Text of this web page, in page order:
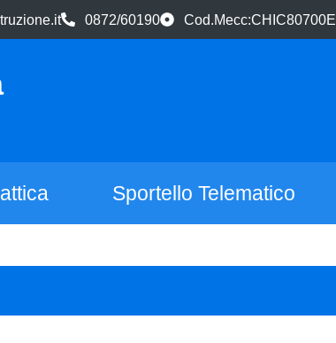
0872/60190 Cod.Mecc:CHIC80700E
Sportello Telematico